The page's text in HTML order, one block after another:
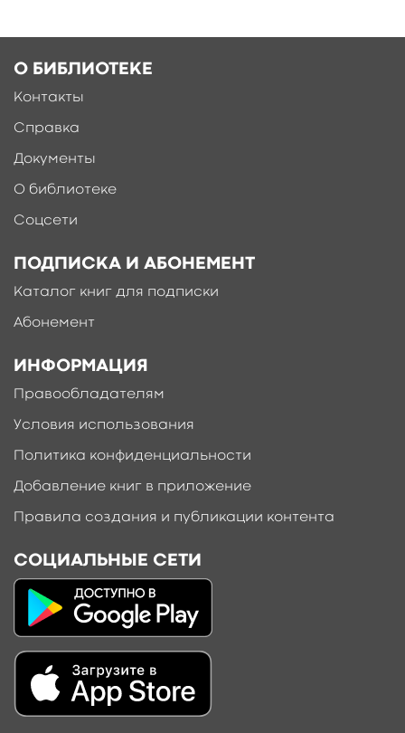
О БИБЛИОТЕКЕ
Контакты
Справка
Документы
О библиотеке
Соцсети
ПОДПИСКА И АБОНЕМЕНТ
Каталог книг для подписки
Абонемент
ИНФОРМАЦИЯ
Правообладателям
Условия использования
Политика конфиденциальности
Добавление книг в приложение
Правила создания и публикации контента
СОЦИАЛЬНЫЕ СЕТИ